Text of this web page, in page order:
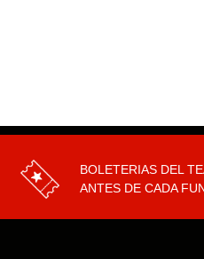
BOLETERIAS DEL
ANTES DE CADA